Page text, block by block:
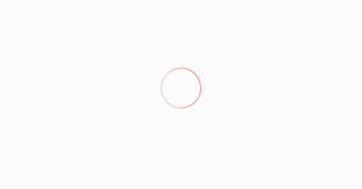
Nächste Einkaufsmöglichkeit -
Supermercado Amanhecer